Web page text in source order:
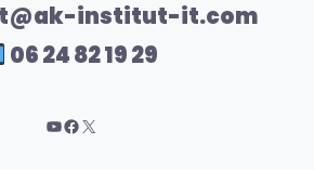
institut-it.com
06 24 82 19 29